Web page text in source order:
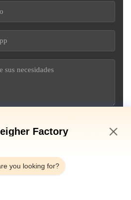
Factory
you looking for?